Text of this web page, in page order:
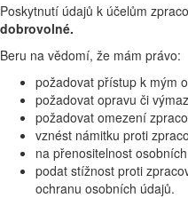
Poskytnutí údajů k účelům
dobrovolné.
Beru na vědomí, že mám právo:
požadovat přístup k mým
požadovat opravu či
požadovat omezení
vznést námitku proti
na přenositelnost
podat stížnost proti
ochranu osobních údajů.